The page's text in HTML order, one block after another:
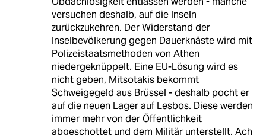
versuchen deshalb, auf die Inseln
zurückzukehren. Der Widerstand der
Inselbevölkerung gegen Dauerknäste wird mit
Polizeistaatsmethoden von Athen
niedergeknüppelt. Eine EU-Lösung wird es
nicht geben, Mitsotakis bekommt
Schweigegeld aus Brüssel - deshalb pocht er
auf die neuen Lager auf Lesbos. Diese werden
immer mehr von der Öffentlichkeit
abgeschottet und dem Militär unterstellt. Ach